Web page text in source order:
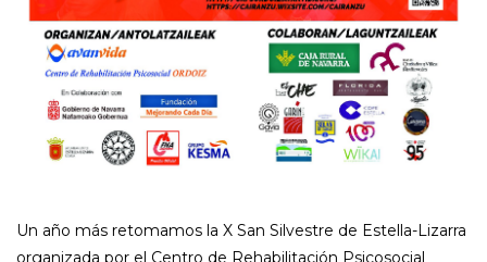
Un año más retomamos la X San Silvestre de Estella-Lizarra
organizada por el Centro de Rehabilitación Psicosocial